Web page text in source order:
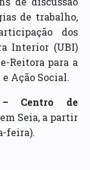
de trabalho,
dos
Interior (UBI)
Reitora para a
Ação Social.
Centro de
em Seia, a partir
feira).